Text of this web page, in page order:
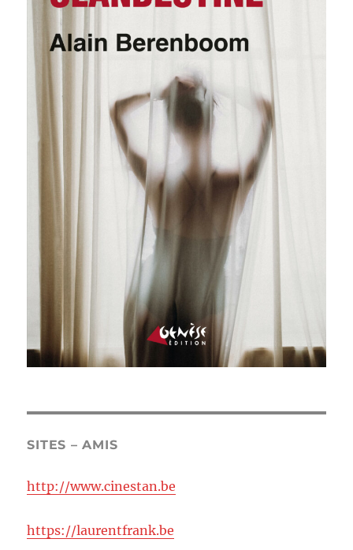
SITES – AMIS
http://www.cinestan.be
https://laurentfrank.be